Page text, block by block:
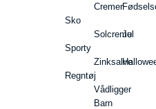
Sko
Sporty
Regntøj
Cremer
Solcreme
Zinksalve
Vådligger
Barn
Jul